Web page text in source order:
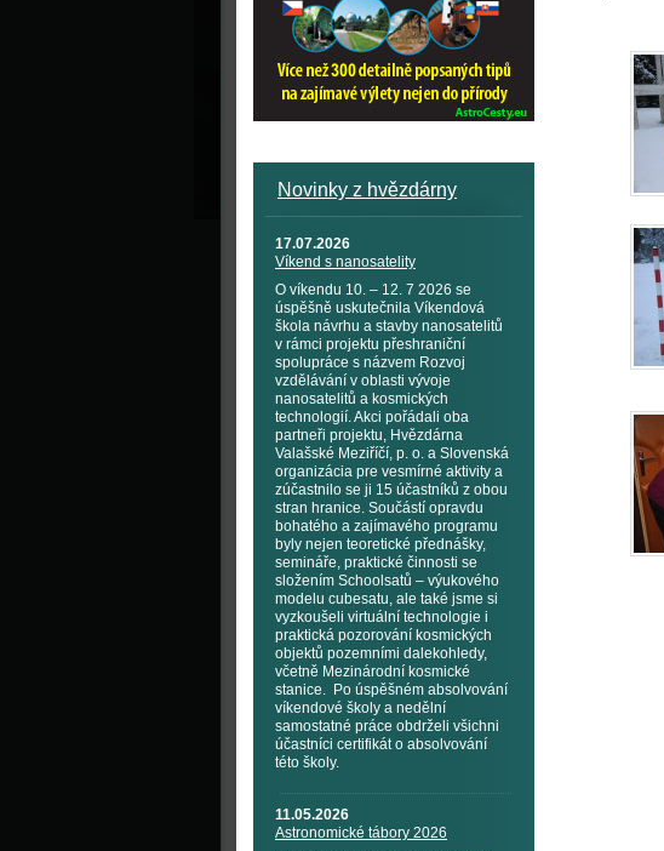
Novinky z hvězdárny
17.07.2026
Víkend s nanosatelity
O víkendu 10. – 12. 7 2026 se
úspěšně uskutečnila Víkendová
škola návrhu a stavby nanosatelitů
v rámci projektu přeshraniční
spolupráce s názvem Rozvoj
vzdělávání v oblasti vývoje
nanosatelitů a kosmických
technologií. Akci pořádali oba
partneři projektu, Hvězdárna
Valašské Meziříčí, p. o. a Slovenská
organizácia pre vesmírné aktivity a
zúčastnilo se ji 15 účastníků z obou
stran hranice. Součástí opravdu
bohatého a zajímavého programu
byly nejen teoretické přednášky,
semináře, praktické činnosti se
složením Schoolsatů – výukového
modelu cubesatu, ale také jsme si
vyzkoušeli virtuální technologie i
praktická pozorování kosmických
objektů pozemními dalekohledy,
včetně Mezinárodní kosmické
stanice. Po úspěšném absolvování
víkendové školy a nedělní
samostatné práce obdrželi všichni
účastníci certifikát o absolvování
této školy.
11.05.2026
Astronomické tábory 2026